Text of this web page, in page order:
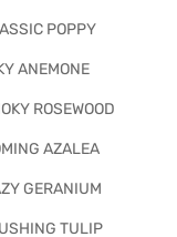
POPPY
ANEMONE
ROSEWOOD
AZALEA
GERANIUM
TULIP